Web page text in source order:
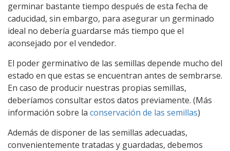
germinar bastante tiempo después de esta fecha de
caducidad, sin embargo, para asegurar un germinado
ideal no debería guardarse más tiempo que el
aconsejado por el vendedor.
El poder germinativo de las semillas depende mucho del
estado en que estas se encuentran antes de sembrarse.
En caso de producir nuestras propias semillas,
deberíamos consultar estos datos previamente. (Más
información sobre la conservación de las semillas)
Además de disponer de las semillas adecuadas,
convenientemente tratadas y guardadas, debemos